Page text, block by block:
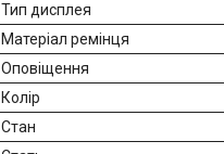
Тип дисплея
Матеріал ремінця
Оповіщення
Колір
Стан